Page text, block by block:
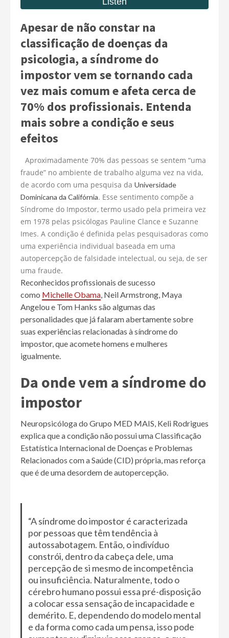
Apesar de não constar na
classificação de doenças da
psicologia, a síndrome do
impostor vem se tornando cada
vez mais comum e afeta cerca de
70% dos profissionais. Entenda
mais sobre a condição e seus
efeitos
Aproximadamente 70% das pessoas se sentem “uma
fraude” no ambiente de trabalho alguma vez na vida,
de acordo com uma pesquisa da Universidade
Dominicana da Califórnia. Esse sentimento compõe a
Síndrome do Impostor, termo usado pela primeira vez
em 1978 pelas psicólogas Pauline Clance e Suzanne
Imes. A condição é definida pelas pesquisadoras como
uma experiência individual baseada em uma
autopercepção de falsidade intelectual, ou seja, de ser
uma fraude.
Reconhecidos profissionais de sucesso
como Michelle Obama, Neil Armstrong, Maya
Angelou e Tom Hanks são algumas das
personalidades que já falaram abertamente sobre
suas experiências relacionadas à síndrome do
impostor, que acomete homens e mulheres
igualmente.
Da onde vem a síndrome do
impostor
Neuropsicóloga do Grupo MED MAIS, Keli Rodrigues
explica que a condição não possui uma Classificação
Estatística Internacional de Doenças e Problemas
Relacionados com a Saúde (CID) própria, mas reforça
que é de uma desordem de autopercepção.
“A síndrome do impostor é caracterizada
por pessoas que têm tendência à
autossabotagem. Então, o indivíduo
constrói, dentro da cabeça dele, uma
percepção de si mesmo de incompetência
ou insuficiência. Naturalmente, todo o
cérebro humano possui essa pré-disposição
a colocar essa sensação de incapacidade e
demérito. E, dependendo do modelo mental
e da forma como cada um pensa, isso pode